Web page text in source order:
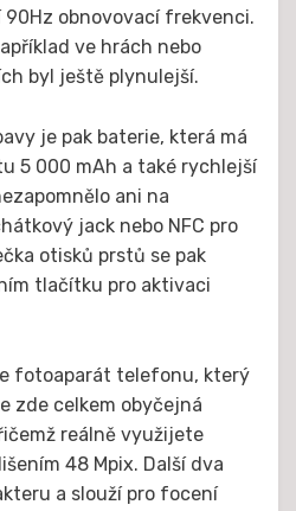
obnovovací frekvenci.
ve hrách nebo
byl ještě plynulejší.
je pak baterie, která má
5 000 mAh a také rychlejší
ani na
jack nebo NFC pro
otisků prstů se pak
tlačítku pro aktivaci
fotoaparát telefonu, který
zde celkem obyčejná
reálně využijete
48 Mpix. Další dva
a slouží pro focení